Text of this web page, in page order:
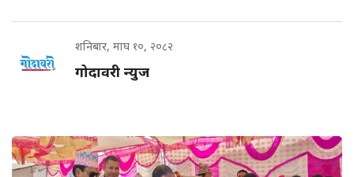
शनिबार, माघ १०, २०८२
गोदावरी न्युज